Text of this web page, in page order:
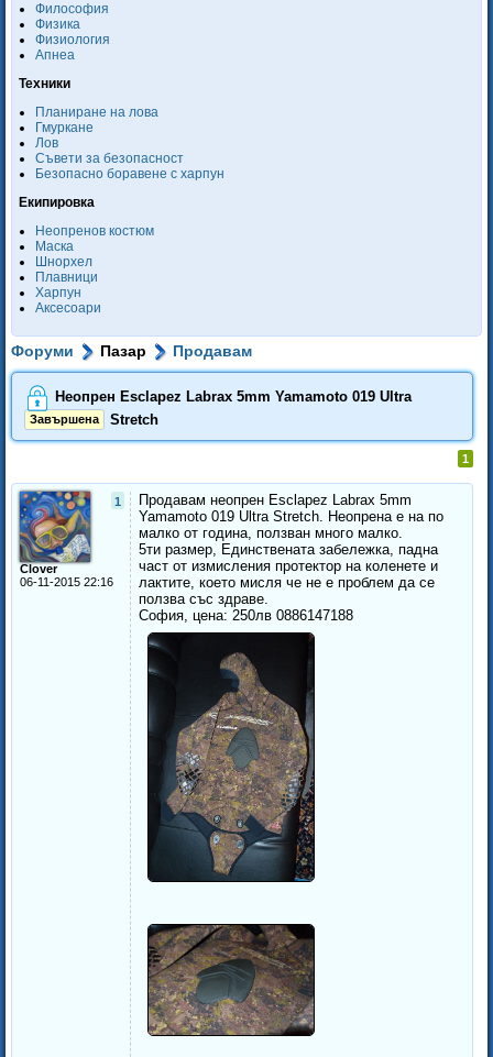
Философия
Физика
Физиология
Апнеа
Техники
Планиране на лова
Гмуркане
Лов
Съвети за безопасност
Безопасно боравене с харпун
Екипировка
Неопренов костюм
Маска
Шнорхел
Плавници
Харпун
Аксесоари
Форуми Пазар Продавам
Неопрен Esclapez Labrax 5mm Yamamoto 019 Ultra
Stretch
Завършена
1
1
Clover
06-11-2015 22:16
Продавам неопрен Esclapez Labrax 5mm
Yamamoto 019 Ultra Stretch. Неопрена е на по
малко от година, ползван много малко.
5ти размер, Единствената забелeжка, падна
част от измисления протектор на коленете и
лактите, което мисля че не е проблем да се
ползва със здраве.
София, цена: 250лв 0886147188